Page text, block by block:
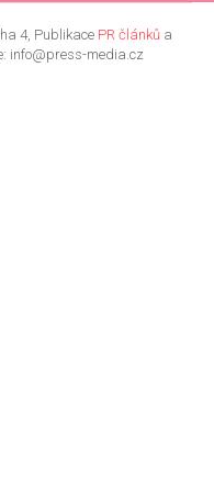
4, Publikace PR článkůa
info@press-media.cz